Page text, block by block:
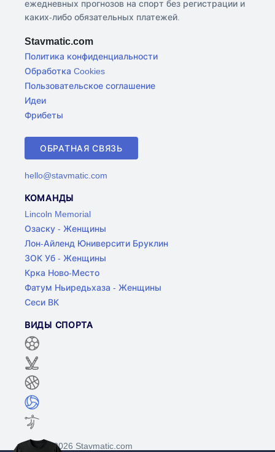
ежедневных прогнозов на спорт без регистрации и
каких-либо обязательных платежей.
Stavmatic.com
Политика конфиденциальности
Обработка Cookies
Пользовательское соглашение
Идеи
Фрибеты
ОБРАТНАЯ СВЯЗЬ
hello@stavmatic.com
КОМАНДЫ
Lincoln Memorial
Озаску - Женщины
Лон-Айленд Юниверсити Бруклин
ЗОК Уб - Женщины
Крка Ново-Место
Фатум Ньиредьхаза - Женщины
Сеси ВК
ВИДЫ СПОРТА
©2017-2026 Stavmatic.com